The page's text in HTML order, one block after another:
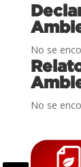
No se
No se